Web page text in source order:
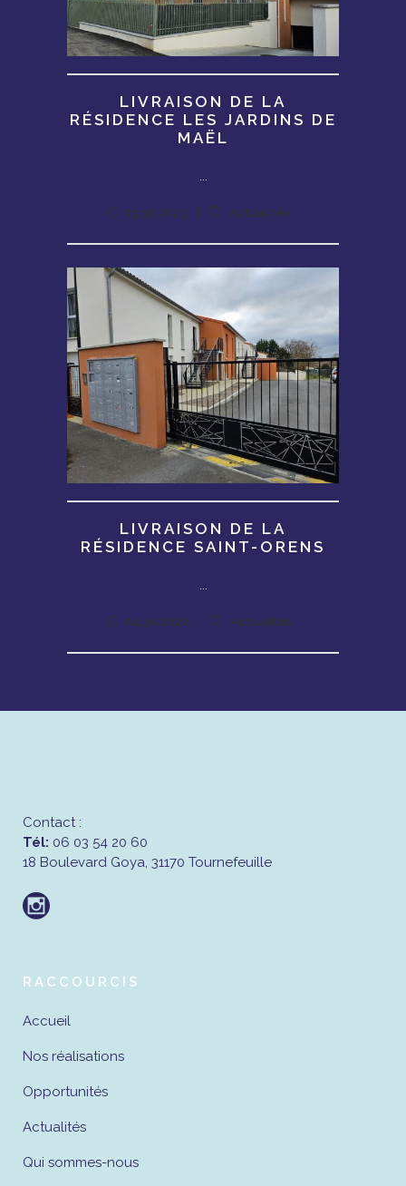
LIVRAISON DE LA
RÉSIDENCE LES JARDINS DE
MAËL
03.30.2023 Actualités
LIVRAISON DE LA
RÉSIDENCE SAINT-ORENS
...
04.30.2022 Actualités
Contact :
Tél: 06 03 54 20 60
18 Boulevard Goya, 31170 Tournefeuille
RACCOURCIS
Accueil
Nos réalisations
Opportunités
Actualités
Qui sommes-nous